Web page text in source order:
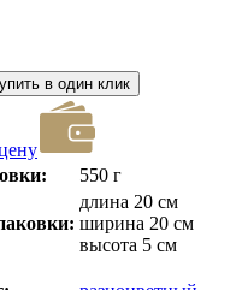
в один клик
550 г
длина 20 см
ширина 20 см
высота 5 см